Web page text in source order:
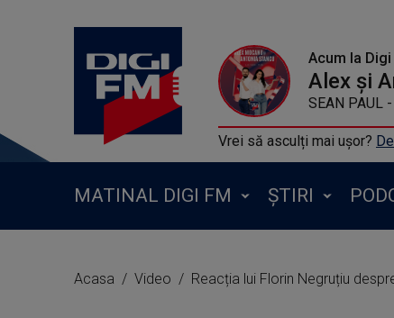
Acum la Digi
Alex și
SEAN PAUL
Vrei să asculți mai ușor?
MATINAL DIGI FM ȘTIRI
Acasa Video Reacția lui Florin Negruțiu